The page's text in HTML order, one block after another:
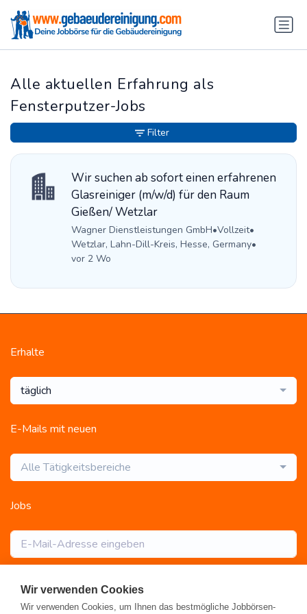
Alle aktuellen Erfahrung als
Fensterputzer-Jobs
Wir suchen ab sofort einen erfahrenen
Glasreiniger (m/w/d) für den Raum
Gießen/ Wetzlar
Wagner Dienstleistungen GmbH•Vollzeit•
Wetzlar, Lahn-Dill-Kreis, Hesse, Germany•
vor 2 Wo
Filter
Erhalte
täglich
E-Mails mit neuen
Alle Tätigkeitsbereiche
Jobs
Abonnieren
Wir verwenden Cookies
Wir verwenden Cookies, um Ihnen das bestmögliche Jobbörsen-